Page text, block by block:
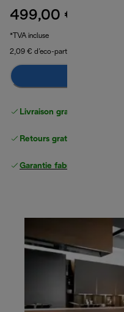
499,00 €
*TVA incluse
2,09 € d’eco-part
Livraison gratuite standard
Retours gratuits
Garantie fabricant complète